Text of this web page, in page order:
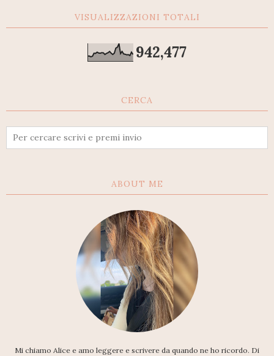
VISUALIZZAZIONI TOTALI
942,477
CERCA
ABOUT ME
Mi chiamo Alice e amo leggere e scrivere da quando ne ho ricordo. Di